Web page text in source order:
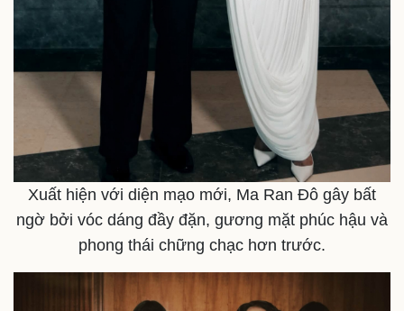
Xuất hiện với diện mạo mới, Ma Ran Đô gây bất
ngờ bởi vóc dáng đầy đặn, gương mặt phúc hậu và
phong thái chững chạc hơn trước.